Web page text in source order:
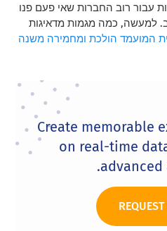
עבור רוב החברות שאי פעם פנו
למעשה, כמה מגמות מדאיגות
המועמד הולכת ומחמירה משנה
Create memorable
on real-time
advanced